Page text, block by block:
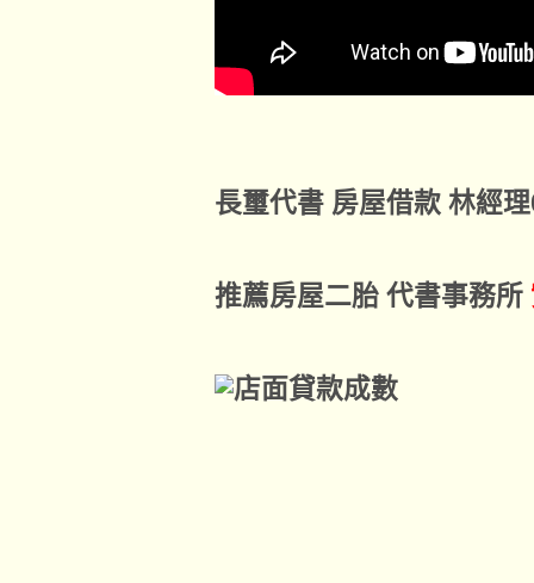
長璽代書 房屋借款 林經
推薦房屋二胎 代書事務所